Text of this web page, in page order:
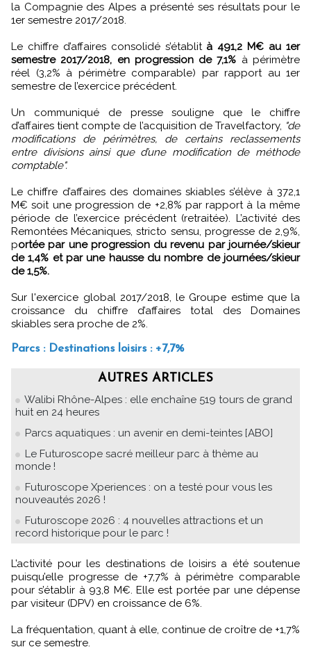
la Compagnie des Alpes a présenté ses résultats pour le
1er semestre 2017/2018.
Le chiffre d’affaires consolidé s’établit à 491,2 M€ au 1er
semestre 2017/2018, en progression de 7,1% à périmètre
réel (3,2% à périmètre comparable) par rapport au 1er
semestre de l’exercice précédent.
Un communiqué de presse souligne que le chiffre
d’affaires tient compte de l’acquisition de Travelfactory, "de
modifications de périmètres, de certains reclassements
entre divisions ainsi que d’une modification de méthode
comptable".
Le chiffre d’affaires des domaines skiables s’élève à 372,1
M€ soit une progression de +2,8% par rapport à la même
période de l’exercice précédent (retraitée). L’activité des
Remontées Mécaniques, stricto sensu, progresse de 2,9%,
portée par une progression du revenu par journée/skieur
de 1,4% et par une hausse du nombre de journées/skieur
de 1,5%.
Sur l'exercice global 2017/2018, le Groupe estime que la
croissance du chiffre d’affaires total des Domaines
skiables sera proche de 2%.
Parcs : Destinations loisirs : +7,7%
AUTRES ARTICLES
Walibi Rhône-Alpes : elle enchaîne 519 tours de grand
huit en 24 heures
Parcs aquatiques : un avenir en demi-teintes [ABO]
Le Futuroscope sacré meilleur parc à thème au
monde !
Futuroscope Xperiences : on a testé pour vous les
nouveautés 2026 !
Futuroscope 2026 : 4 nouvelles attractions et un
record historique pour le parc !
L’activité pour les destinations de loisirs a été soutenue
puisqu’elle progresse de +7,7% à périmètre comparable
pour s’établir à 93,8 M€. Elle est portée par une dépense
par visiteur (DPV) en croissance de 6%.
La fréquentation, quant à elle, continue de croître de +1,7%
sur ce semestre.